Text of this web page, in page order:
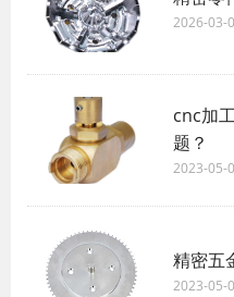
2026-03-
cnc加
题？
2023-05-
精密五
2023-05-